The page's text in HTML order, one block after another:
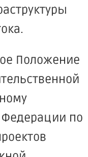
Положение
Федерации по